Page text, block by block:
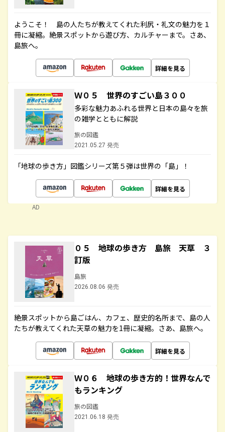
ようこそ！ 島の人たちが教えてくれた利尻・礼文の魅力を１
冊に凝縮。絶景スポットから遊び方、カルチャーまで。さあ、
島旅へ。
詳細を見る
Ｗ０５ 世界のすごい島３００
多彩な魅力あふれる世界と日本の島々を旅
の雑学とともに解説
旅の図鑑
2021.05.27 発売
「地球の歩き方」図鑑シリーズ第５弾は世界の「島」！
詳細を見る
AD
０５ 地球の歩き方 島旅 天草 ３
訂版
島旅
2026.08.06 発売
絶景スポットから島ごはん、カフェ、歴史的名所まで、島の人
たちが教えてくれた天草の魅力を1冊に凝縮。さあ、島旅へ。
詳細を見る
Ｗ０６ 地球の歩き方的！世界なんで
もランキング
旅の図鑑
2021.06.18 発売